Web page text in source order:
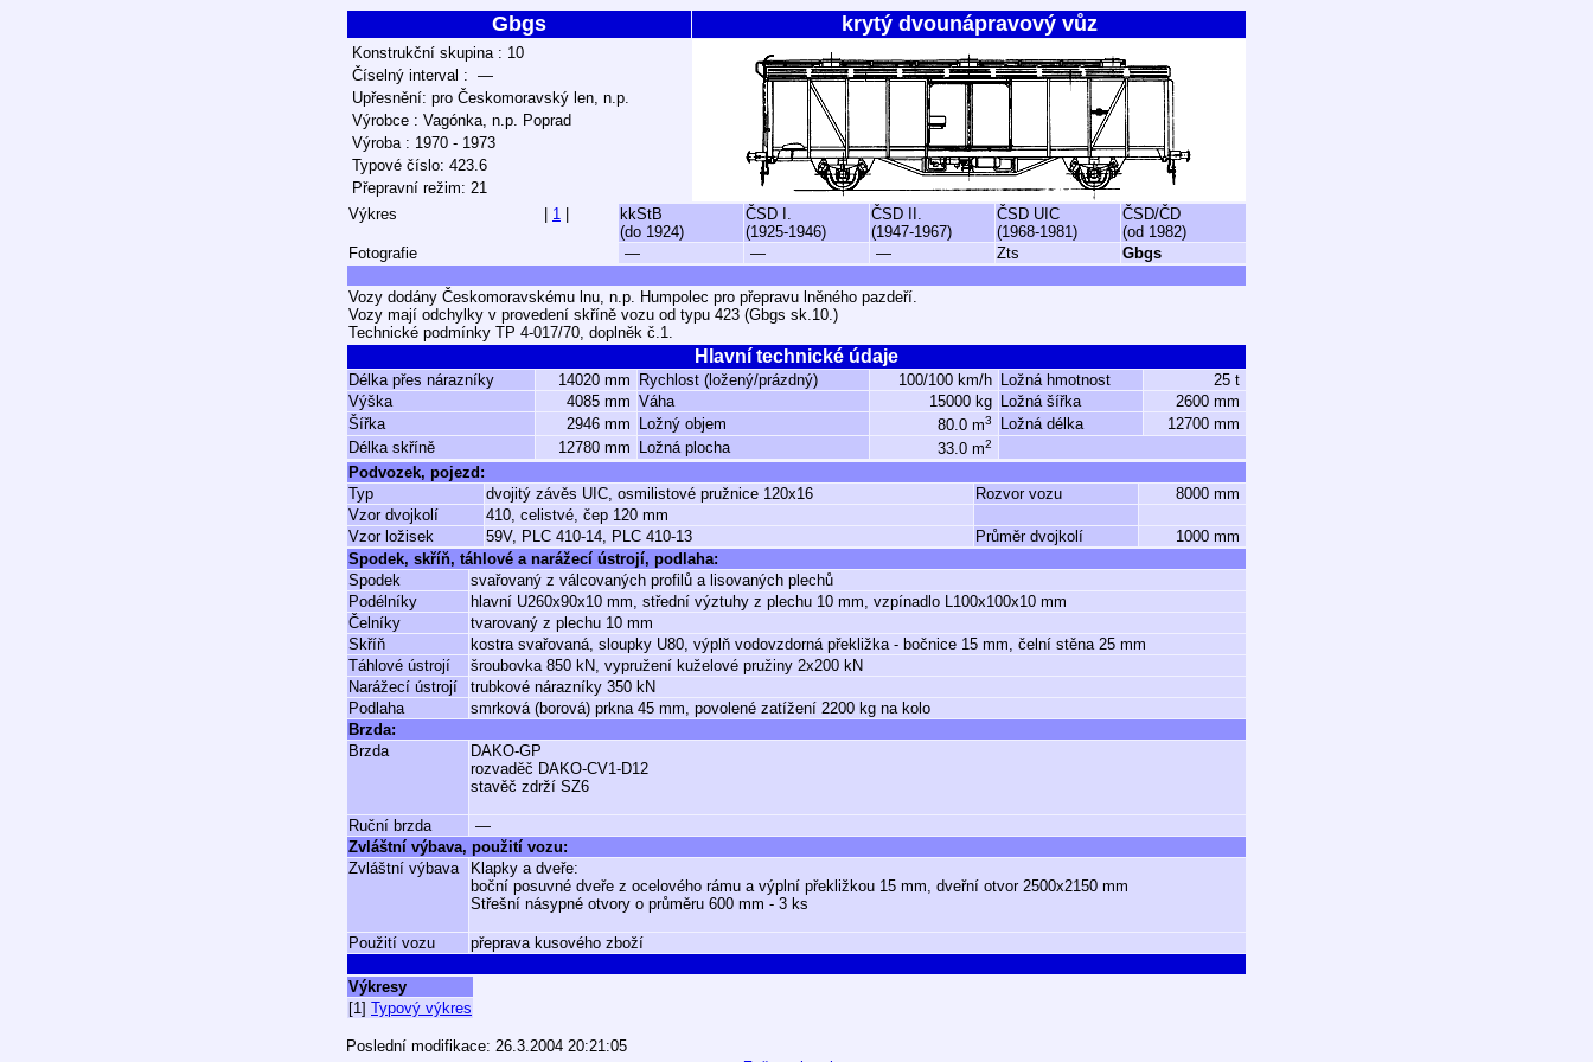
Gbgs krytý dvounápravový vůz
Konstrukční skupina : 10
Číselný interval : —
Upřesnění: pro Českomoravský len, n.p.
Výrobce : Vagónka, n.p. Poprad
Výroba : 1970 - 1973
Typové číslo: 423.6
Přepravní režim: 21
Výkres
1
kkStB
(do 1924)
ČSD I.
(1925-1946)
ČSD II.
(1947-1967)
ČSD UIC
(1968-1981)
ČSD/ČD
(od 1982)
Fotografie
— — — Zts Gbgs
Vozy dodány Českomoravskému lnu, n.p. Humpolec pro přepravu lněného pazdeří.
Vozy mají odchylky v provedení skříně vozu od typu 423 (Gbgs sk.10.)
Technické podmínky TP 4-017/70, doplněk č.1.
Hlavní technické údaje
Délka přes nárazníky 14020 mm Rychlost (ložený/prázdný) 100/100 km/h Ložná hmotnost
25 t
Výška
4085 mm Váha 15000 kg Ložná šířka
2600 mm
Šířka
2946 mm Ložný objem 80.0 m3 Ložná délka
12700 mm
Délka skříně
12780 mm Ložná plocha 33.0 m2
Podvozek, pojezd:
Typ
dvojitý závěs UIC, osmilistové pružnice 120x16 Rozvor vozu
8000 mm
Vzor dvojkolí
410, celistvé, čep 120 mm
Vzor ložisek
59V, PLC 410-14, PLC 410-13 Průměr dvojkolí
1000 mm
Spodek, skříň, táhlové a narážecí ústrojí, podlaha:
Spodek
svařovaný z válcovaných profilů a lisovaných plechů
Podélníky
hlavní U260x90x10 mm, střední výztuhy z plechu 10 mm, vzpínadlo L100x100x10 mm
Čelníky
tvarovaný z plechu 10 mm
Skříň
kostra svařovaná, sloupky U80, výplň vodovzdorná překližka - bočnice 15 mm, čelní stěna 25 mm
Táhlové ústrojí
šroubovka 850 kN, vypružení kuželové pružiny 2x200 kN
Narážecí ústrojí
trubkové nárazníky 350 kN
Podlaha
smrková (borová) prkna 45 mm, povolené zatížení 2200 kg na kolo
Brzda:
Brzda
DAKO-GP
rozvaděč DAKO-CV1-D12
stavěč zdrží SZ6
Ruční brzda
—
Zvláštní výbava, použití vozu:
Zvláštní výbava
Klapky a dveře:
boční posuvné dveře z ocelového rámu a výplní překližkou 15 mm, dveřní otvor 2500x2150 mm
Střešní násypné otvory o průměru 600 mm - 3 ks
Použití vozu přeprava kusového zboží
Výkresy
[1] Typový výkres
Poslední modifikace: 26.3.2004 20:21:05